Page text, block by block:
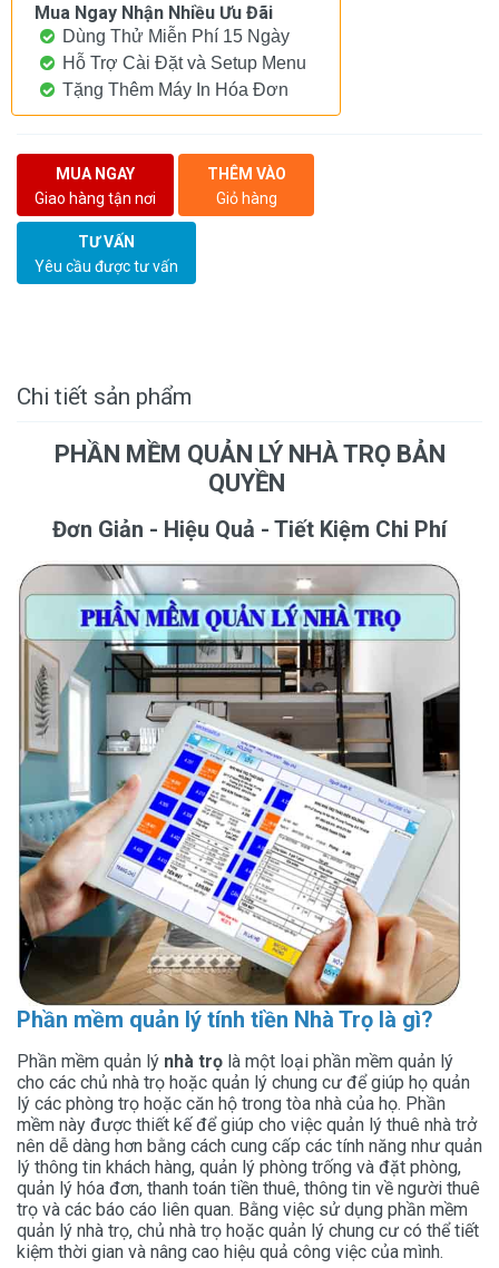
Mua Ngay Nhận Nhiều Ưu Đãi
Dùng Thử Miễn Phí 15 Ngày
Hỗ Trợ Cài Đặt và Setup Menu
Tặng Thêm Máy In Hóa Đơn
MUA NGAY
Giao hàng tận nơi
THÊM VÀO
Giỏ hàng
TƯ VẤN
Yêu cầu được tư vấn
Chi tiết sản phẩm
PHẦN MỀM QUẢN LÝ NHÀ TRỌ BẢN
QUYỀN
Đơn Giản - Hiệu Quả - Tiết Kiệm Chi Phí
Phần mềm quản lý tính tiền Nhà Trọ là gì?
Phần mềm quản lý nhà trọ là một loại phần mềm quản lý
cho các chủ nhà trọ hoặc quản lý chung cư để giúp họ quản
lý các phòng trọ hoặc căn hộ trong tòa nhà của họ. Phần
mềm này được thiết kế để giúp cho việc quản lý thuê nhà trở
nên dễ dàng hơn bằng cách cung cấp các tính năng như quản
lý thông tin khách hàng, quản lý phòng trống và đặt phòng,
quản lý hóa đơn, thanh toán tiền thuê, thông tin về người thuê
trọ và các báo cáo liên quan. Bằng việc sử dụng phần mềm
quản lý nhà trọ, chủ nhà trọ hoặc quản lý chung cư có thể tiết
kiệm thời gian và nâng cao hiệu quả công việc của mình.